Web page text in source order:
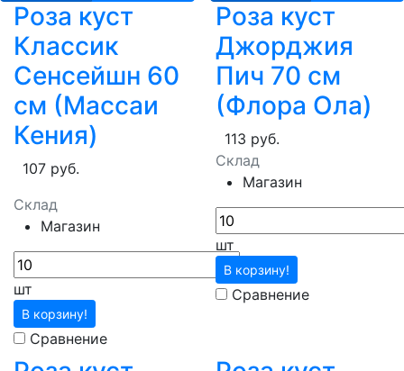
Роза куст
Классик
Сенсейшн 60
см (Массаи
Кения)
107 руб.
Склад
Магазин
шт
В корзину!
Сравнение
Роза куст
Джорджия
Пич 70 см
(Флора Ола)
113 руб.
Склад
Магазин
шт
В корзину!
Сравнение